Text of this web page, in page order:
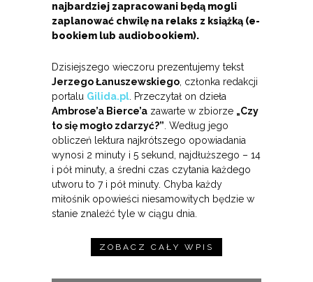
najbardziej zapracowani będą mogli
zaplanować chwilę na relaks z książką (e-
bookiem lub audiobookiem).
Dzisiejszego wieczoru prezentujemy tekst
Jerzego Łanuszewskiego , członka redakcji
portalu Gilida.pl . Przeczytał on dzieła
Ambrose’a Bierce’a zawarte w zbiorze „Czy
to się mogło zdarzyć?” . Według jego
obliczeń lektura najkrótszego opowiadania
wynosi 2 minuty i 5 sekund, najdłuższego – 14
i pół minuty, a średni czas czytania każdego
utworu to 7 i pół minuty. Chyba każdy
miłośnik opowieści niesamowitych będzie w
stanie znaleźć tyle w ciągu dnia.
ZOBACZ CAŁY WPIS